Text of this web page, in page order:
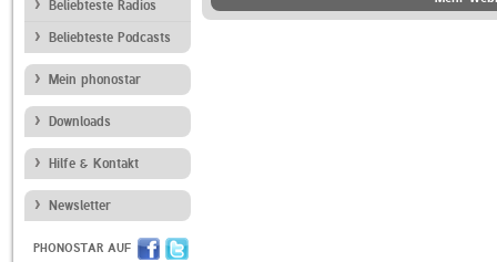
Beliebteste Radios
Beliebteste Podcasts
Mein phonostar
Downloads
Hilfe & Kontakt
Newsletter
PHONOSTAR AUF